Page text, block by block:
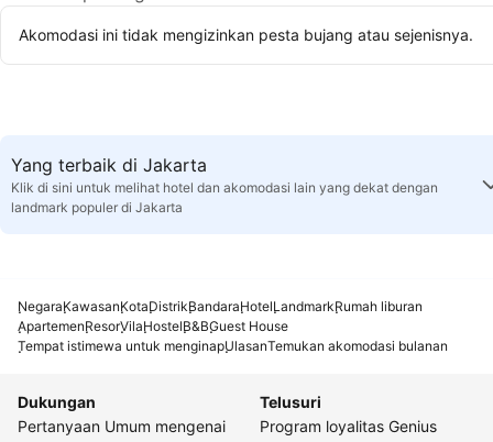
Akomodasi ini tidak mengizinkan pesta bujang atau sejenisnya.
Yang terbaik di Jakarta
Klik di sini untuk melihat hotel dan akomodasi lain yang dekat dengan
landmark populer di Jakarta
NegaraKawasanKotaDistrikBandaraHotelLandmarkRumah liburan
ApartemenResorVilaHostelB&BGuest House
Tempat istimewa untuk menginapUlasanTemukan akomodasi bulanan
Dukungan
Pertanyaan Umum mengenai
Telusuri
Program loyalitas Genius